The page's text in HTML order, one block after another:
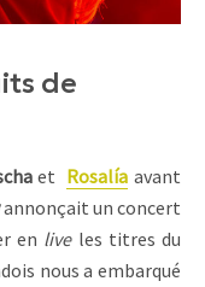
de
et Rosalía avant
annonçait un concert
en live les titres du
nous a embarqué